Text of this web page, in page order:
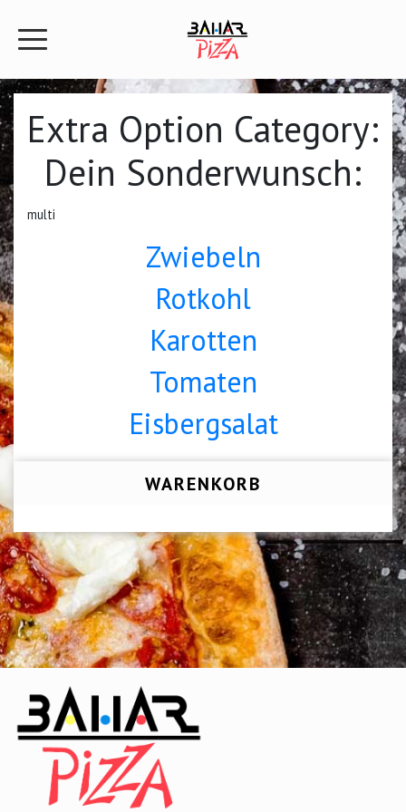
Extra Option Category:
Dein Sonderwunsch:
multi
Zwiebeln
Rotkohl
Karotten
Tomaten
Eisbergsalat
WARENKORB